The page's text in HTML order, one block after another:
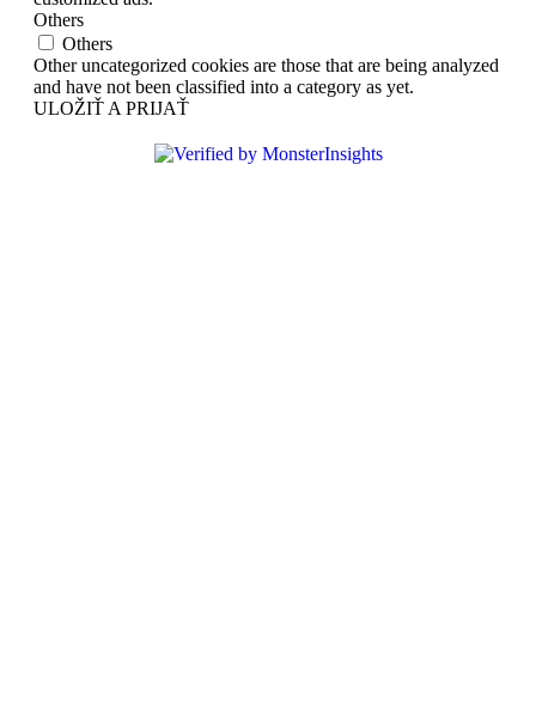
Others
Others
Other uncategorized cookies are those that are being analyzed
and have not been classified into a category as yet.
ULOŽIŤ A PRIJAŤ